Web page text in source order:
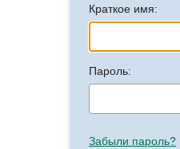
Краткое имя:
Пароль:
Забыли пароль?